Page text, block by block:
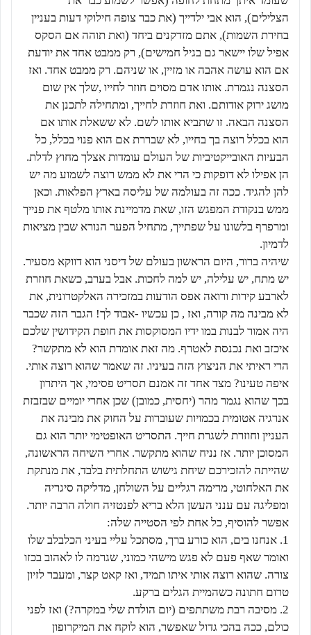
הצלילים), הוא אבי ילדייך (את כבר צופה חילוקי דעות בעניין
בחירת השמות), אתם מזדקנים ביחד (ואת תוהה אם הסקס
אפיל שלו יישאר גם בגיל חמישים), רק ממבט אחד את יודעת
אם הוא עושה אהבה או מזיין, או שניהם. רק ממבט אחד. ואז
הסצנה נגמרת. אותו אדם מסוים חוזר לחייו ,שלך אין שום
מושג ירוק אודותם. ואת חוזרת לחייך, ומתחילה לתכנן את
הסצנה הבאה. זו שתביא אותו לשם. לא ששאלת אותו אם
הוא בכלל רוצה בך בחייו, לא שבררת אם הוא פנוי בכלל, כל
הבעיות האובייקטיביות של העולם עומדות אצלך מחוץ לדלת.
הן אפילו לא דופקות כי הרי את לא ממש רוצה לשמוע מה יש
להן להגיד. ככה זה בעולמה של עליסה בארץ הפלאות. וכאן
ממש בנקודת המפגש הזו, שאת מדמיינת אותו מלטף את פנייך
ומרפרף בלשונו על שפתייך, מתחיל הפער הנורא שבין מציאות
לדמיון.
שיהיה ברור, היום הראשון בעולם של דיסני הוא דווקא מסעיר.
יש מתח, יש עלילה, יש למה לחכות. אבל בערב, כשאת חוזרת
לארבע קירות ורואה אפס הודעות במזכירה האלקטרונית, את
לא מבינה מה קורה, ואז , כן עכשיו -אבוד לך! הגבר הזה שכבר
היה אמור לבנות במו ידיו המסוקסות את חופת הקידושין שלכם
איכזב ואת נכנסת לאטרף. מה זאת אומרת הוא לא מתקשר?
הרי ראיתי את הניצוץ הזה בעיניו. זה שאמר שהוא רוצה אותי.
איפה טעינו? מצד אחד זה אמנם תסריט פסימי, אך היתרון
בכך שהוא נגמר מהר (יחסית, כמובן) שכן אחרי יומיים שבזבזת
אנרגיה אטומית בכמויות שעוברות על החוק את מבינה את
העניין וחוזרת לשגרת חייך. התסריט האופטימי יותר הוא גם
המסוכן יותר. אז נניח שהוא מתקשר. אחרי השיחה הראשונה,
שהייתה להזכירכם שיחת גישוש התחלתית בלבד, את מנתקת
את האלחוטי, מרימה רגליים על השולחן, מדליקה סיגריה
ומפליגה עם ענני העשן הלא בריא לפנטזיה חולה הרבה יותר.
אפשר להוסיף, כל אחת לפי הסטייה שלה:
1. אנחנו בים, הוא כורע ברך, מסתכל עליי בעיני הכלבלב שלו
ואומר שאף פעם לא פגש מישהי כמוני, שגרמה לו לאהוב בכזו
צורה. שהוא רוצה אותי איתו תמיד, ואז קאט קצר, ומעבר לזיון
טרום חתונה כשהמיית הגלים ברקע.
2. מסיבה רבת משתתפים (יום הולדת שלי במקרה?) ואז לפני
כולם, ככה בהכי גדול שאפשר, הוא לוקח את המיקרופון